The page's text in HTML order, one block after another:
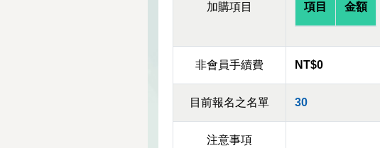
加購項目 項目 金額
非會員手續費 NT$0
目前報名之名單 30
注意事項